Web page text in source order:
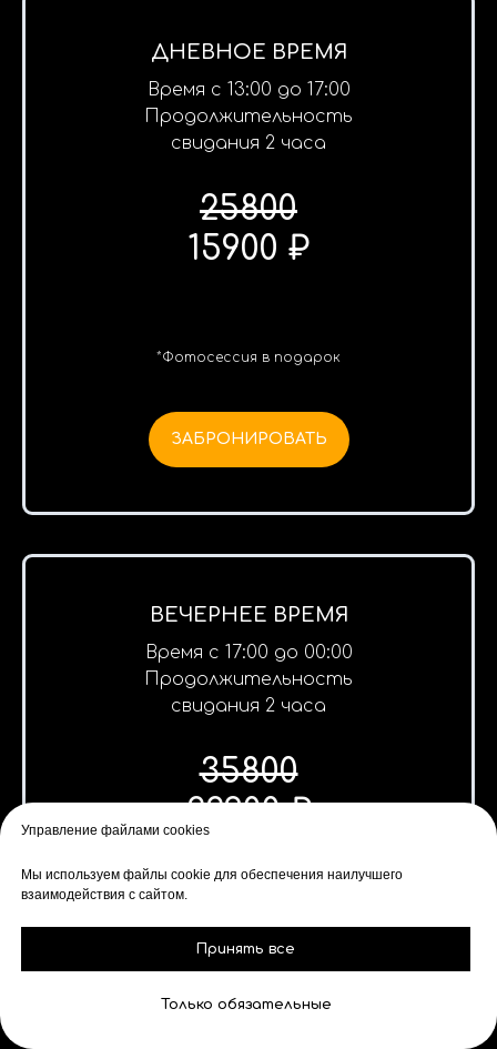
Управление файлами cookies
Мы используем файлы cookie для обеспечения наилучшего
взаимодействия с сайтом.
Принять все
Только обязательные
ДНЕВНОЕ ВРЕМЯ
Время с 13:00 до 17:00
Продолжительность
свидания 2 часа
25800
15900 ₽
*Фотосессия в подарок
ЗАБРОНИРОВАТЬ
ВЕЧЕРНЕЕ ВРЕМЯ
Время с 17:00 до 00:00
Продолжительность
свидания 2 часа
35800
22900 ₽
*Фотосессия в подарок
ЗАБРОНИРОВАТЬ